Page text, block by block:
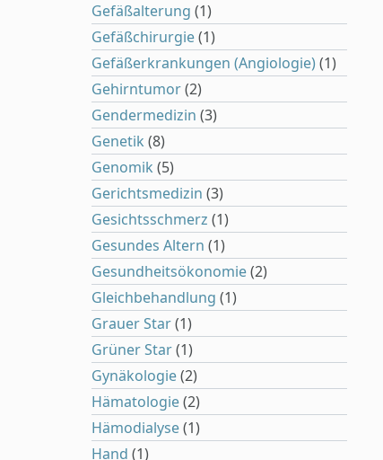
Gefäßalterung (1)
Gefäßchirurgie(1)
Gefäßerkrankungen (Angiologie)(1)
Gehirntumor(2)
Gendermedizin (3)
Genetik (8)
Genomik (5)
Gerichtsmedizin (3)
Gesichtsschmerz (1)
Gesundes Altern (1)
Gesundheitsökonomie(2)
Gleichbehandlung (1)
Grauer Star(1)
Grüner Star(1)
Gynäkologie(2)
Hämatologie(2)
Hämodialyse(1)
Hand (1)